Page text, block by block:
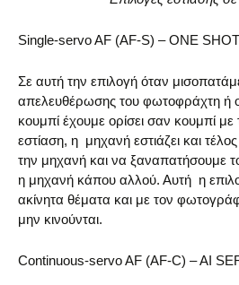
Single-servo AF (AF-S) – ONE SHOT
Σε αυτή την επιλογή όταν
απελευθέρωσης του φωτοφράχτη ή
κουμπί έχουμε ορίσει σαν κουμπί με
εστίαση, η μηχανή εστιάζει και
την μηχανή και να ξαναπατήσουμε
η μηχανή κάπου αλλού. Αυτή η
ακίνητα θέματα και με τον
μην κινούνται.
Continuous-servo AF (AF-C) – AI